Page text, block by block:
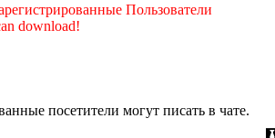
Пользователи
download!
посетители могут писать в чате.